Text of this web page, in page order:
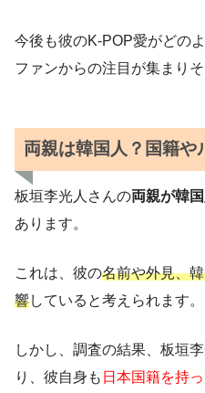
今後も彼のK-POP愛がどの
ファンからの注目が集まりそ
両親は韓国人？国籍や
板垣李光人さんの両親が韓
あります。
これは、彼の名前や外見、
響していると考えられます。
しかし、調査の結果、板垣
り、彼自身も 日本国籍を持